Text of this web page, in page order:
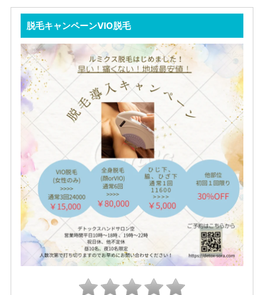
脱毛キャンペーンVIO脱毛